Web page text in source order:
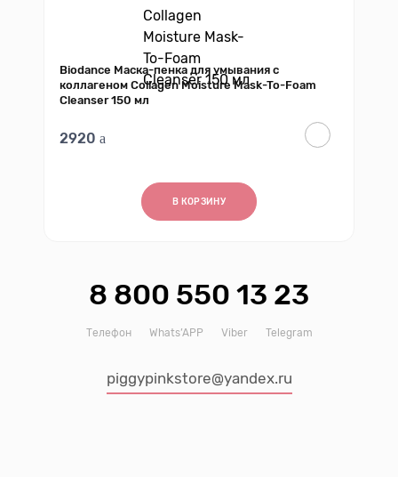
Biodance Маска-пенка для умывания с
коллагеном Collagen Moisture Mask-To-Foam
Cleanser 150 мл
2920
В КОРЗИНУ
8 800 550 13 23
Телефон Whats’APP Viber Telegram
piggypinkstore@yandex.ru